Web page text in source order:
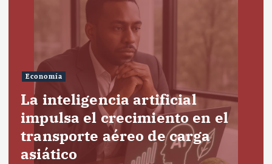
Economía
La inteligencia artificial
impulsa el crecimiento en el
transporte aéreo de carga
asiático